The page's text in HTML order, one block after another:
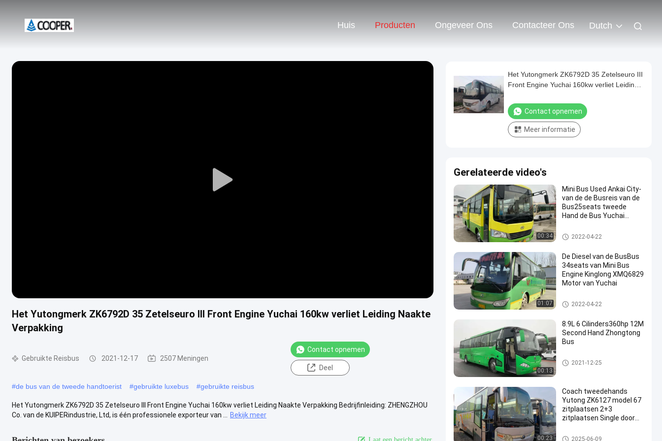
Huis Producten Ongeveer Ons Contacteer Ons Dutch
Play
Het Yutongmerk ZK6792D 35 Zetelseuro III Front Engine Yuchai 160kw verliet Leiding Naakte
Verpakking
Gebruikte Reisbus 2021-12-17 2507 Meningen
Contact opnemen
Deel
#de bus van de tweede handtoerist #gebruikte luxebus #gebruikte reisbus
Het Yutongmerk ZK6792D 35 Zetelseuro III Front Engine Yuchai 160kw verliet Leiding Naakte Verpakking Bedrijfinleiding: ZHENGZHOU
Co. van de KUIPERindustrie, Ltd, is één professionele exporteur van ...
Bekijk meer
Laat een bericht achter.
Het Yutongmerk ZK6792D 35 Zetelseuro III
Front Engine Yuchai 160kw verliet Leiding
Contact opnemen
Meer informatie
Gerelateerde video's
00:34
Mini Bus Used Ankai City-
van de de Busreis van de
Bus25seats tweede
Hand de Bus Yuchai
Gebruikte Reisbus
2022-04-22
01:07
De Diesel van de BusBus
34seats van Mini Bus
Engine Kinglong XMQ6829
Motor van Yuchai
Gebruikte Reisbus
2022-04-22
00:13
8.9L 6 Cilinders360hp 12M
Second Hand Zhongtong
Bus
Gebruikte Reisbus
2021-12-25
00:23
Coach tweedehands
Yutong ZK6127 model 67
zitplaatsen 2+3
zitplaatsen Single door
Gebruikte Reisbus
2025-06-09